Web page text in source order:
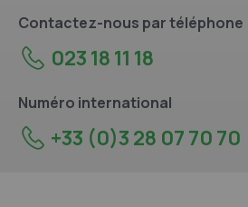
Contactez-nous par téléphone
023 18 11 18
Numéro international
+33 (0)3 28 07 70 70